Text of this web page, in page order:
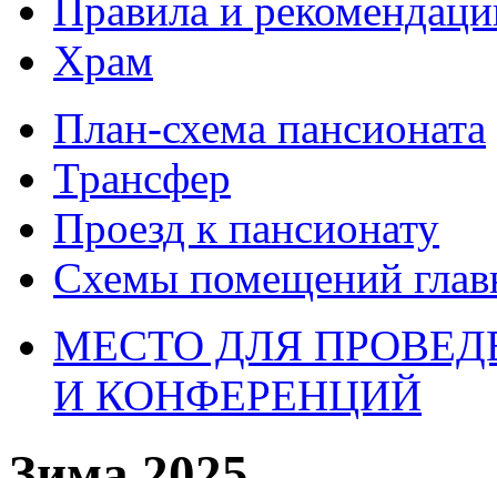
Правила и
Храм
План-схема пансионата
Трансфер
Проезд к пансионату
Схемы помещений
МЕСТО ДЛЯ
И КОНФЕРЕНЦИЙ